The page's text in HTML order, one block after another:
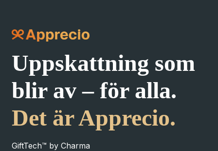
Uppskattning som
Det är Apprecio.
GiftTech™ by Charma